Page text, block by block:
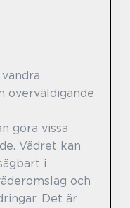
överväldigande
göra vissa
Vädret kan
i
och
Det är